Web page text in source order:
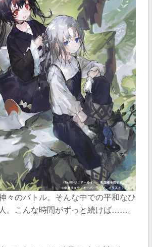
々のバトル。そんな中での平和なひ
。こんな時間がずっと続けば……。